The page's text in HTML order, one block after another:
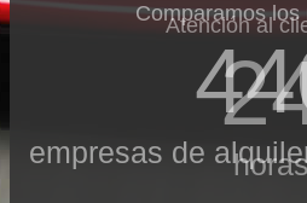
Comparamos los
empresas de
Atención al
horas